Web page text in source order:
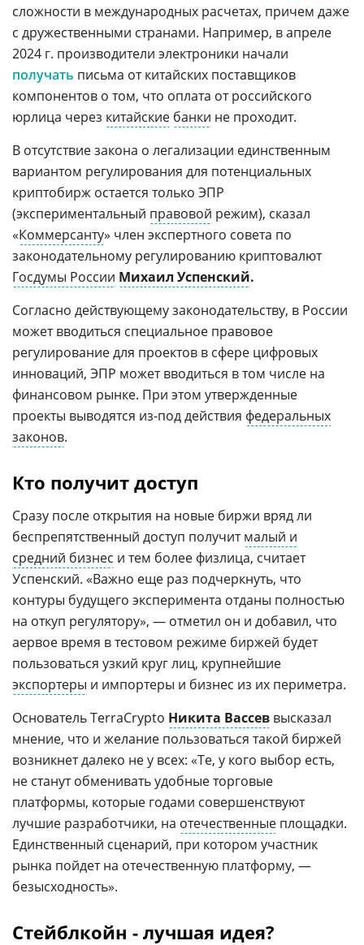
сложности в международных расчетах, причем даже
с дружественными странами. Например, в апреле
2024 г. производители электроники начали
получать письма от китайских поставщиков
компонентов о том, что оплата от российского
юрлица через китайские банки не проходит.
В отсутствие закона о легализации единственным
вариантом регулирования для потенциальных
криптобирж остается только ЭПР
(экспериментальный правовой режим), сказал
«Коммерсанту» член экспертного совета по
законодательному регулированию криптовалют
Госдумы России Михаил Успенский.
Согласно действующему законодательству, в России
может вводиться специальное правовое
регулирование для проектов в сфере цифровых
инноваций, ЭПР может вводиться в том числе на
финансовом рынке. При этом утвержденные
проекты выводятся из-под действия федеральных
законов.
Кто получит доступ
Сразу после открытия на новые биржи вряд ли
беспрепятственный доступ получитмалый и
средний бизнес и тем более физлица, считает
Успенский. «Важно еще раз подчеркнуть, что
контуры будущего эксперимента отданы полностью
на откуп регулятору», — отметил он и добавил, что
аервое время в тестовом режиме биржей будет
пользоваться узкий круг лиц, крупнейшие
экспортеры и импортеры и бизнес из их периметра.
Основатель TerraCrypto Никита Вассев высказал
мнение, что и желание пользоваться такой биржей
возникнет далеко не у всех: «Те, у кого выбор есть,
не станут обменивать удобные торговые
платформы, которые годами совершенствуют
лучшие разработчики, на отечественные площадки.
Единственный сценарий, при котором участник
рынка пойдет на отечественную платформу, —
безысходность».
Стейблкойн - лучшая идея?